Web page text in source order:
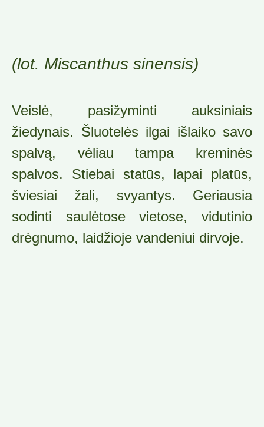
(lot. Miscanthus sinensis)
Veislė, pasižyminti auksiniais
žiedynais. Šluotelės ilgai išlaiko savo
spalvą, vėliau tampa kreminės
spalvos. Stiebai statūs, lapai platūs,
šviesiai žali, svyantys. Geriausia
sodinti saulėtose vietose, vidutinio
drėgnumo, laidžioje vandeniui dirvoje.